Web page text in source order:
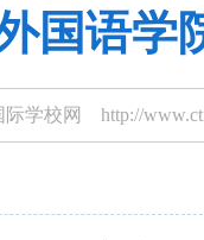
国语学
际学校网 http://